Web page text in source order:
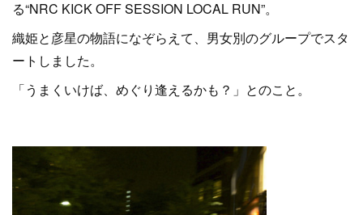
る“NRC KICK OFF SESSION LOCAL RUN”。
織姫と彦星の物語になぞらえて、男女別のグループでスタ
ートしました。
「うまくいけば、めぐり逢えるかも？」とのこと。